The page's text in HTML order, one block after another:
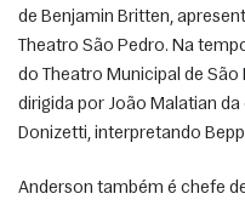
de Benjamin Britten,
Theatro São Pedro. Na
do Theatro Municipal de
dirigida por João Malatian
Donizetti, interpretando
Anderson também é chefe